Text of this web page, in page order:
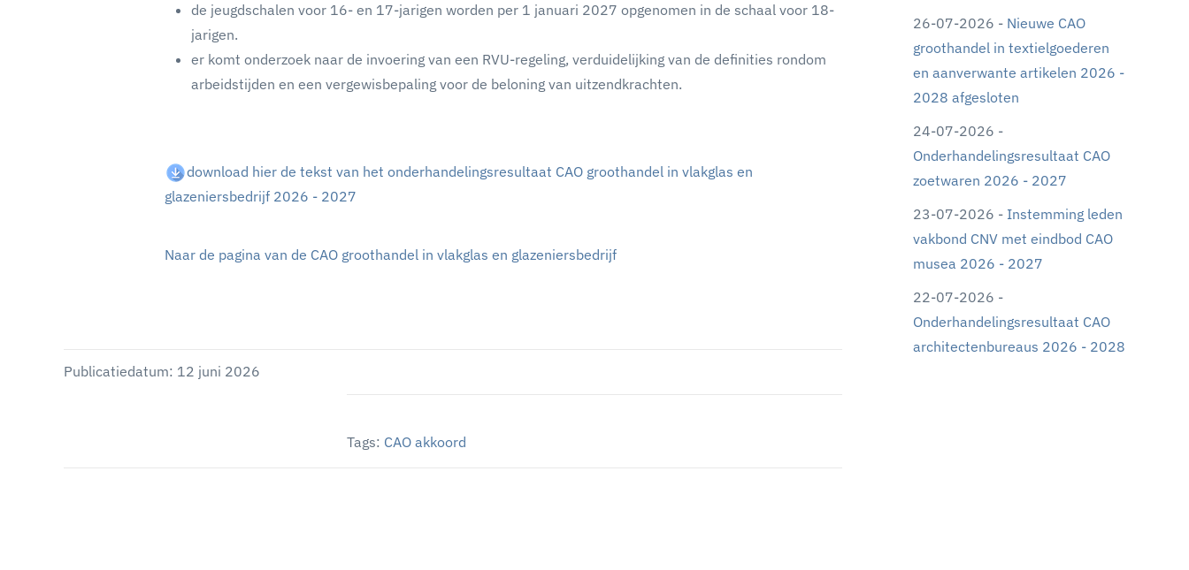
de jeugdschalen voor 16- en 17-jarigen worden per 1 januari 2027 opgenomen in de schaal voor 18-
jarigen.
er komt onderzoek naar de invoering van een RVU-regeling, verduidelijking van de definities rondom
arbeidstijden en een vergewisbepaling voor de beloning van uitzendkrachten.
download hier de tekst van het onderhandelingsresultaat CAO groothandel in vlakglas en
glazeniersbedrijf 2026 - 2027
Naar de pagina van de CAO groothandel in vlakglas en glazeniersbedrijf
Publicatiedatum: 12 juni 2026
Tags: CAO akkoord
26-07-2026 - Nieuwe CAO
groothandel in textielgoederen
en aanverwante artikelen 2026 -
2028 afgesloten
24-07-2026 -
Onderhandelingsresultaat CAO
zoetwaren 2026 - 2027
23-07-2026 - Instemming leden
vakbond CNV met eindbod CAO
musea 2026 - 2027
22-07-2026 -
Onderhandelingsresultaat CAO
architectenbureaus 2026 - 2028